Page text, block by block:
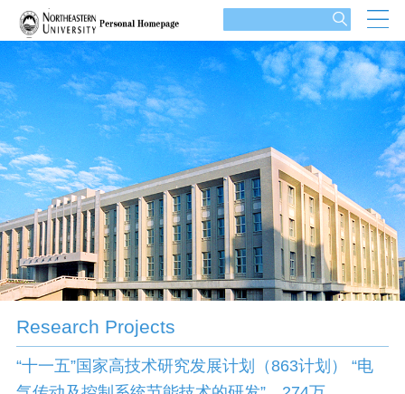
Research Projects
“十一五”国家高技术研究发展计划（863计划） “电